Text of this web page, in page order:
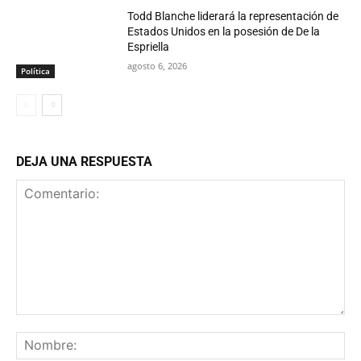
Política
Todd Blanche liderará la representación de
Estados Unidos en la posesión de De la
Espriella
agosto 6, 2026
DEJA UNA RESPUESTA